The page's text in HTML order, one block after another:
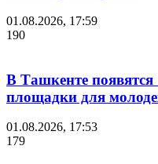
01.08.2026, 17:59
190
В Ташкенте
площадки для
01.08.2026, 17:53
179